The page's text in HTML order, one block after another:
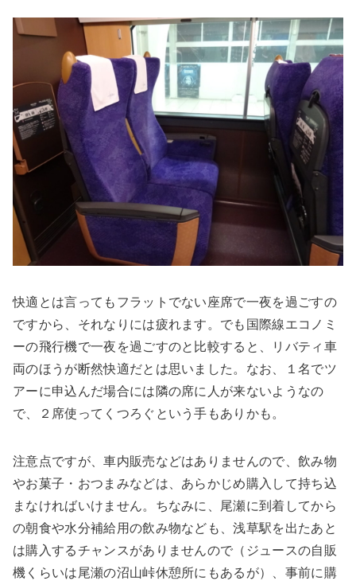
快適とは言ってもフラットでない座席で一夜を過ごすの
ですから、それなりには疲れます。でも国際線エコノミ
ーの飛行機で一夜を過ごすのと比較すると、リバティ車
両のほうが断然快適だとは思いました。なお、１名でツ
アーに申込んだ場合には隣の席に人が来ないようなの
で、２席使ってくつろぐという手もありかも。
注意点ですが、車内販売などはありませんので、飲み物
やお菓子・おつまみなどは、あらかじめ購入して持ち込
まなければいけません。ちなみに、尾瀬に到着してから
の朝食や水分補給用の飲み物なども、浅草駅を出たあと
は購入するチャンスがありませんので（ジュースの自販
機くらいは尾瀬の沼山峠休憩所にもあるが）、事前に購